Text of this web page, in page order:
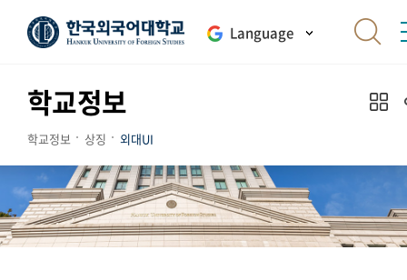
Language
학교정보
학교정보 상징 외대UI